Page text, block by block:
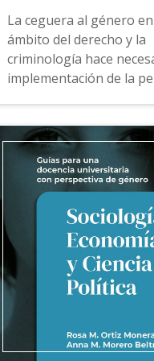
La ceguera al género
ámbito del derecho y la
criminología hace
implementación de la
disciplinas, tanto en el
docente y de
conocimiento como en
investigación.
La
Guía para una
universitaria con
género
de Derecho y
ofrece propuestas,
docentes y herramientas
consulta para redibujar